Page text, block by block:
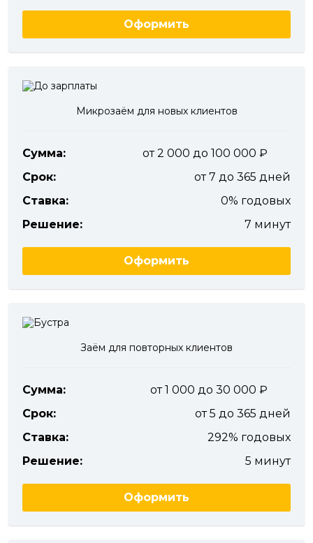
Оформить
Микрозаём для новых клиентов
Сумма:
от 2 000 до 100 000
Срок:
от 7 до 365 дней
Ставка:
0% годовых
Решение:
7 минут
Оформить
Заём для повторных клиентов
Сумма:
от 1 000 до 30 000
Срок:
от 5 до 365 дней
Ставка:
292% годовых
Решение:
5 минут
Оформить